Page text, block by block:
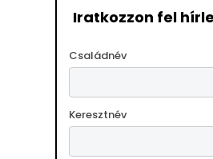
Iratkozzon fel
Családnév
Keresztnév